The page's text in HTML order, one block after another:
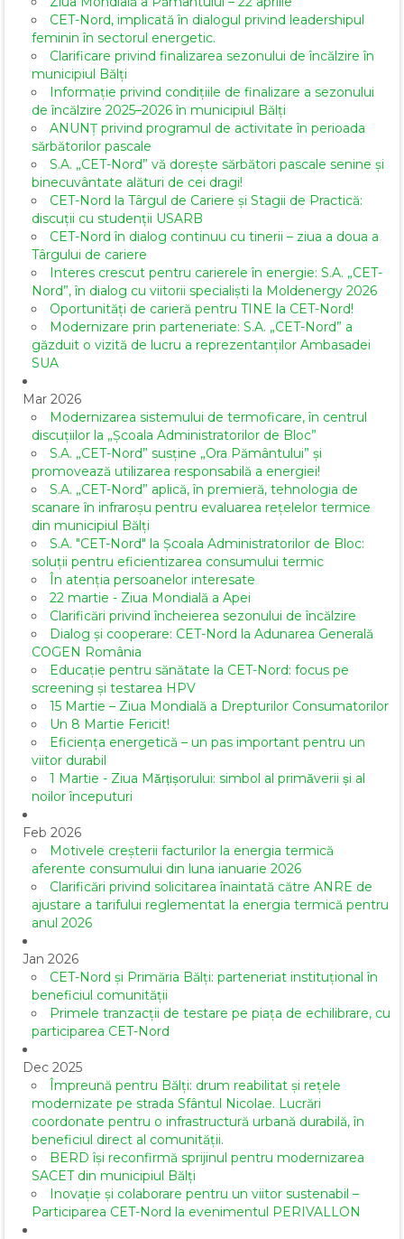
CET-Nord, implicată în dialogul privind leadershipul
feminin în sectorul energetic.
Clarificare privind finalizarea sezonului de încălzire în
municipiul Bălți
Informație privind condițiile de finalizare a sezonului
de încălzire 2025–2026 în municipiul Bălți
ANUNȚ privind programul de activitate în perioada
sărbătorilor pascale
S.A. „CET-Nord” vă dorește sărbători pascale senine și
binecuvântate alături de cei dragi!
CET-Nord la Târgul de Cariere și Stagii de Practică:
discuții cu studenții USARB
CET-Nord în dialog continuu cu tinerii – ziua a doua a
Târgului de cariere
Interes crescut pentru carierele în energie: S.A. „CET-
Nord”, în dialog cu viitorii specialiști la Moldenergy 2026
Oportunități de carieră pentru TINE la CET-Nord!
Modernizare prin parteneriate: S.A. „CET-Nord” a
găzduit o vizită de lucru a reprezentanților Ambasadei
SUA
Mar 2026
Modernizarea sistemului de termoficare, în centrul
discuțiilor la „Școala Administratorilor de Bloc”
S.A. „CET-Nord” susține „Ora Pământului” și
promovează utilizarea responsabilă a energiei!
S.A. „CET-Nord” aplică, în premieră, tehnologia de
scanare în infraroșu pentru evaluarea rețelelor termice
din municipiul Bălți
S.A. "CET-Nord" la Școala Administratorilor de Bloc:
soluții pentru eficientizarea consumului termic
În atenția persoanelor interesate
22 martie - Ziua Mondială a Apei
Clarificări privind încheierea sezonului de încălzire
Dialog și cooperare: CET-Nord la Adunarea Generală
COGEN România
Educație pentru sănătate la CET-Nord: focus pe
screening și testarea HPV
15 Martie – Ziua Mondială a Drepturilor Consumatorilor
Un 8 Martie Fericit!
Eficiența energetică – un pas important pentru un
viitor durabil
1 Martie - Ziua Mărțișorului: simbol al primăverii și al
noilor începuturi
Feb 2026
Motivele creșterii facturilor la energia termică
aferente consumului din luna ianuarie 2026
Clarificări privind solicitarea înaintată către ANRE de
ajustare a tarifului reglementat la energia termică pentru
anul 2026
Jan 2026
CET-Nord și Primăria Bălți: parteneriat instituțional în
beneficiul comunității
Primele tranzacții de testare pe piața de echilibrare, cu
participarea CET-Nord
Dec 2025
Împreună pentru Bălți: drum reabilitat și rețele
modernizate pe strada Sfântul Nicolae. Lucrări
coordonate pentru o infrastructură urbană durabilă, în
beneficiul direct al comunității.
BERD își reconfirmă sprijinul pentru modernizarea
SACET din municipiul Bălți
Inovație și colaborare pentru un viitor sustenabil –
Participarea CET-Nord la evenimentul PERIVALLON